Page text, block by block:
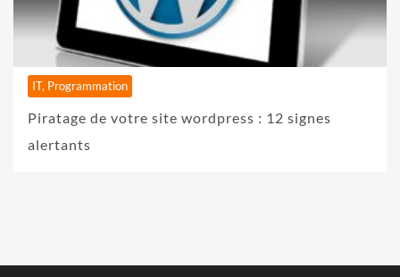
IT, Programmation
Piratage de votre site wordpress : 12 signes
alertants